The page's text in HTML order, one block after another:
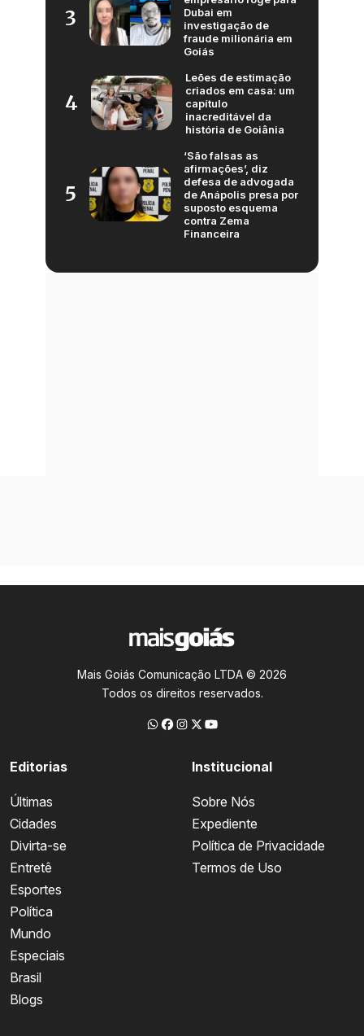
3
Dubai em
investigação de
fraude milionária em
Goiás
4
Leões de estimação
criados em casa: um
capítulo
inacreditável da
história de Goiânia
5
‘São falsas as
afirmações’, diz
defesa de advogada
de Anápolis presa por
suposto esquema
contra Zema
Financeira
Mais Goiás Comunicação LTDA © 2026
Todos os direitos reservados.
Editorias
Últimas
Cidades
Divirta-se
Entretê
Esportes
Política
Mundo
Especiais
Brasil
Blogs
Institucional
Sobre Nós
Expediente
Política de Privacidade
Termos de Uso